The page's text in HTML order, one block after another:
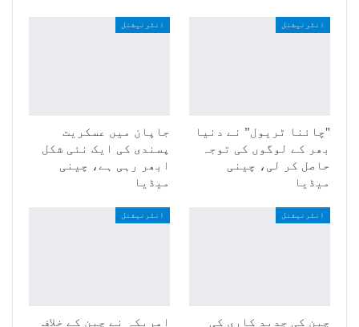
انٹرنیشنل
"چائنا ٹریول” نے دنیا
بھر کے لوگوں کی توجہ
حاصل کر لی، چینی
میڈیا
انٹرنیشنل
جاپان میں عسکریت
پسندی کی ایک نئی شکل
ابھر رہی ہے، چینی
میڈیا
انٹرنیشنل
چین کی جدید کاری کی
انٹرنیشنل
امریکہ نے چین کے خلاف